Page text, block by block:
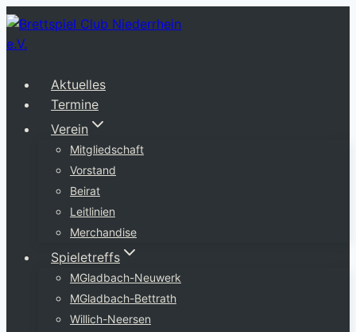
Zum
Inhalt
springen
Aktuelles
Termine
Verein
Mitgliedschaft
Vorstand
Beirat
Leitlinien
Merchandise
Spieletreffs
MGladbach-Neuwerk
MGladbach-Bettrath
Willich-Neersen